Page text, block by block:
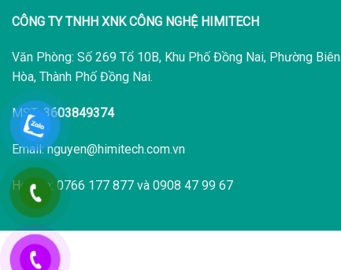
CÔNG TY TNHH XNK CÔNG NGHỆ HIMITECH
Văn Phòng: Số 269 Tổ 10B, Khu Phố Đồng Nai, Phường Biên
Hòa, Thành Phố Đồng Nai.
MST:3603849374
Email: nguyen@himitech.com.vn
Hotline: 0766 177 877 và 0908 47 99 67